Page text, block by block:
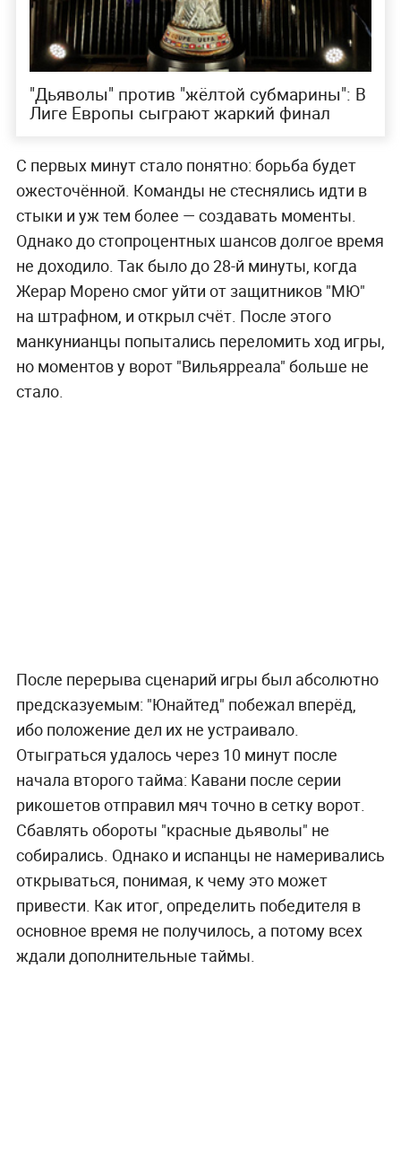
"Дьяволы" против "жёлтой субмарины": В
Лиге Европы сыграют жаркий финал
С первых минут стало понятно: борьба будет
ожесточённой. Команды не стеснялись идти в
стыки и уж тем более — создавать моменты.
Однако до стопроцентных шансов долгое время
не доходило. Так было до 28-й минуты, когда
Жерар Морено смог уйти от защитников "МЮ"
на штрафном, и открыл счёт. После этого
манкунианцы попытались переломить ход игры,
но моментов у ворот "Вильярреала" больше не
стало.
После перерыва сценарий игры был абсолютно
предсказуемым: "Юнайтед" побежал вперёд,
ибо положение дел их не устраивало.
Отыграться удалось через 10 минут после
начала второго тайма: Кавани после серии
рикошетов отправил мяч точно в сетку ворот.
Сбавлять обороты "красные дьяволы" не
собирались. Однако и испанцы не намеривались
открываться, понимая, к чему это может
привести. Как итог, определить победителя в
основное время не получилось, а потому всех
ждали дополнительные таймы.